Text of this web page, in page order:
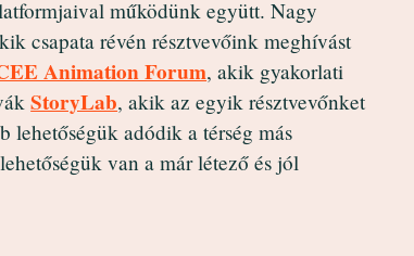
működünk együtt. Nagy
csapata révén résztvevőink meghívást
Animation Forum, akik gyakorlati
StoryLab, akik az egyik résztvevőnket
adódik a térség más
van a már létező és jól